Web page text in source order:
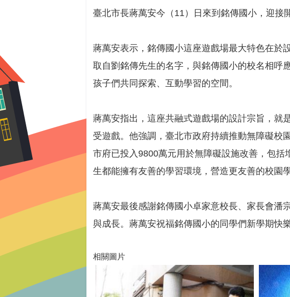
臺北市長蔣萬安今（11）日來到銘傳國小，迎接
蔣萬安表示，銘傳國小這座遊戲場最大特色在於
取自劉銘傳先生的名字，與銘傳國小的校名相呼
孩子們共同探索、互動學習的空間。
蔣萬安指出，這座共融式遊戲場的設計宗旨，就
受遊戲。他強調，臺北市政府持續推動無障礙校
市府已投入9800萬元用於無障礙設施改善，包
生都能擁有友善的學習環境，營造更友善的校園
蔣萬安最後感謝銘傳國小卓家意校長、家長會潘
與成長。蔣萬安祝福銘傳國小的同學們新學期快
相關圖片